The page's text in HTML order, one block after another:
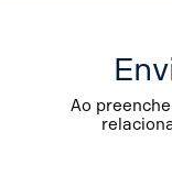
Ao